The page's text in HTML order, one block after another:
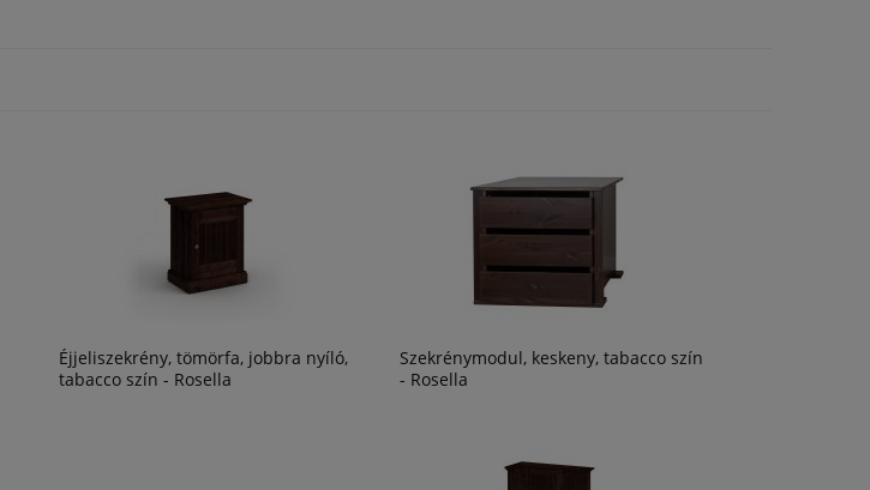
Éjjeliszekrény, tömörfa, jobbra nyíló,
tabacco szín - Rosella
Szekrénymodul, keskeny, tabacco szín
- Rosella